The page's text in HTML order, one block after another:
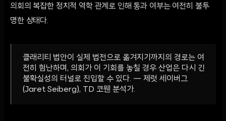
의회의 복잡한 정치적 역학 관계로 인해 통과 여부는 여전히 불투
명한 상태다.
클래리티 법안이 실제 법전으로 옮겨지기까지의 경로는 여
전히 험난하며, 의회가 이 기회를 놓칠 경우 산업은 다시 긴
불확실성의 터널로 진입할 수 있다. — 제럿 세이버그
(Jaret Seiberg), TD 코웬 분석가.